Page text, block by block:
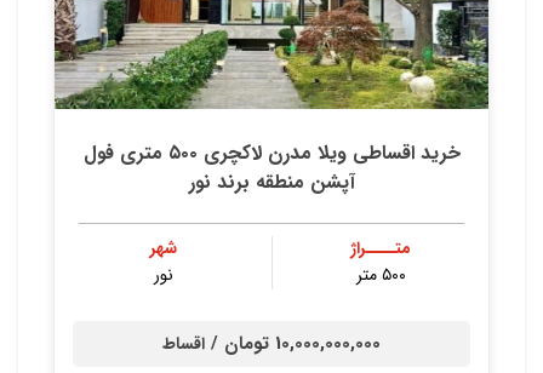
خرید اقساطی ویلا مدرن لاکچری ۵۰۰ متری فول
آپشن منطقه برند نور
متــــراژ
۵۰۰ متر
شهر
نور
10,000,000,000 تومان / اقساط